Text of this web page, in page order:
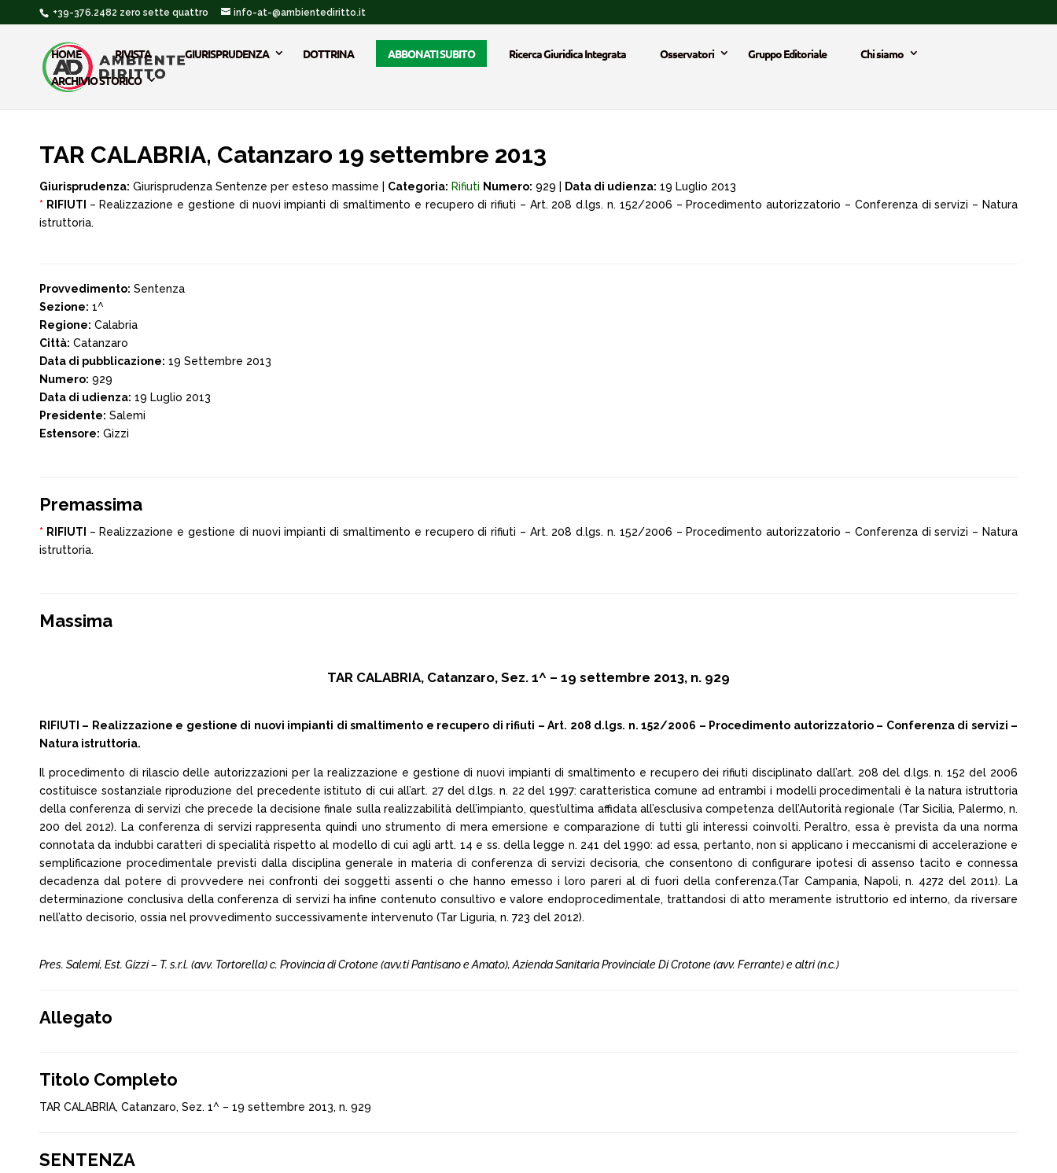
+39-376.2482 zero sette quattro info-at-@ambientediritto.it
HOME RIVISTA GIURISPRUDENZA DOTTRINA ABBONATI SUBITO Ricerca Giuridica Integrata Osservatori Gruppo Editoriale
Chi siamo
ARCHIVIO STORICO
TAR CALABRIA, Catanzaro 19 settembre 2013
Giurisprudenza: Giurisprudenza Sentenze per esteso massime | Categoria: Rifiuti Numero: 929 | Data di udienza: 19 Luglio 2013
* RIFIUTI – Realizzazione e gestione di nuovi impianti di smaltimento e recupero di rifiuti – Art. 208 d.lgs. n. 152/2006 – Procedimento autorizzatorio – Conferenza di servizi – Natura
istruttoria.
Provvedimento: Sentenza
Sezione: 1^
Regione: Calabria
Città: Catanzaro
Data di pubblicazione: 19 Settembre 2013
Numero: 929
Data di udienza: 19 Luglio 2013
Presidente: Salemi
Estensore: Gizzi
Premassima
* RIFIUTI – Realizzazione e gestione di nuovi impianti di smaltimento e recupero di rifiuti – Art. 208 d.lgs. n. 152/2006 – Procedimento autorizzatorio – Conferenza di servizi – Natura
istruttoria.
Massima
TAR CALABRIA, Catanzaro, Sez. 1^ – 19 settembre 2013, n. 929
RIFIUTI – Realizzazione e gestione di nuovi impianti di smaltimento e recupero di rifiuti – Art. 208 d.lgs. n. 152/2006 – Procedimento autorizzatorio – Conferenza di servizi –
Natura istruttoria.
Il procedimento di rilascio delle autorizzazioni per la realizzazione e gestione di nuovi impianti di smaltimento e recupero dei rifiuti disciplinato dall’art. 208 del d.lgs. n. 152 del 2006
costituisce sostanziale riproduzione del precedente istituto di cui all’art. 27 del d.lgs. n. 22 del 1997: caratteristica comune ad entrambi i modelli procedimentali è la natura istruttoria
della conferenza di servizi che precede la decisione finale sulla realizzabilità dell’impianto, quest’ultima affidata all’esclusiva competenza dell’Autorità regionale (Tar Sicilia, Palermo, n.
200 del 2012). La conferenza di servizi rappresenta quindi uno strumento di mera emersione e comparazione di tutti gli interessi coinvolti. Peraltro, essa è prevista da una norma
connotata da indubbi caratteri di specialità rispetto al modello di cui agli artt. 14 e ss. della legge n. 241 del 1990: ad essa, pertanto, non si applicano i meccanismi di accelerazione e
semplificazione procedimentale previsti dalla disciplina generale in materia di conferenza di servizi decisoria, che consentono di configurare ipotesi di assenso tacito e connessa
decadenza dal potere di provvedere nei confronti dei soggetti assenti o che hanno emesso i loro pareri al di fuori della conferenza.(Tar Campania, Napoli, n. 4272 del 2011). La
determinazione conclusiva della conferenza di servizi ha infine contenuto consultivo e valore endoprocedimentale, trattandosi di atto meramente istruttorio ed interno, da riversare
nell’atto decisorio, ossia nel provvedimento successivamente intervenuto (Tar Liguria, n. 723 del 2012).
Pres. Salemi, Est. Gizzi – T. s.r.l. (avv. Tortorella) c. Provincia di Crotone (avv.ti Pantisano e Amato), Azienda Sanitaria Provinciale Di Crotone (avv. Ferrante) e altri (n.c.)
Allegato
Titolo Completo
TAR CALABRIA, Catanzaro, Sez. 1^ – 19 settembre 2013, n. 929
SENTENZA